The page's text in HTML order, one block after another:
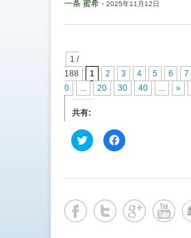
一条 蜜希 - 2025年11月12日
1 /
188
1 2 3 4 5 6 7
0
20 30 40 »
共有:
ク
リ
て
F
a
o
で
共
有